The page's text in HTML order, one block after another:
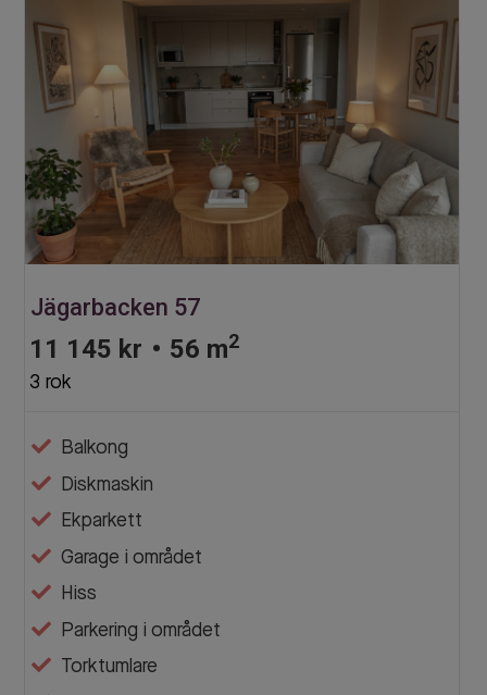
Jägarbacken 57
11 145 kr • 56 m2
3 rok
Balkong
Diskmaskin
Ekparkett
Garage i området
Hiss
Parkering i området
Torktumlare